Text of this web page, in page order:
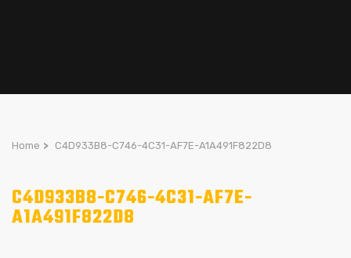
Home > C4D933B8-C746-4C31-AF7E-A1A491F822D8
C4D933B8-C746-4C31-AF7E-
A1A491F822D8